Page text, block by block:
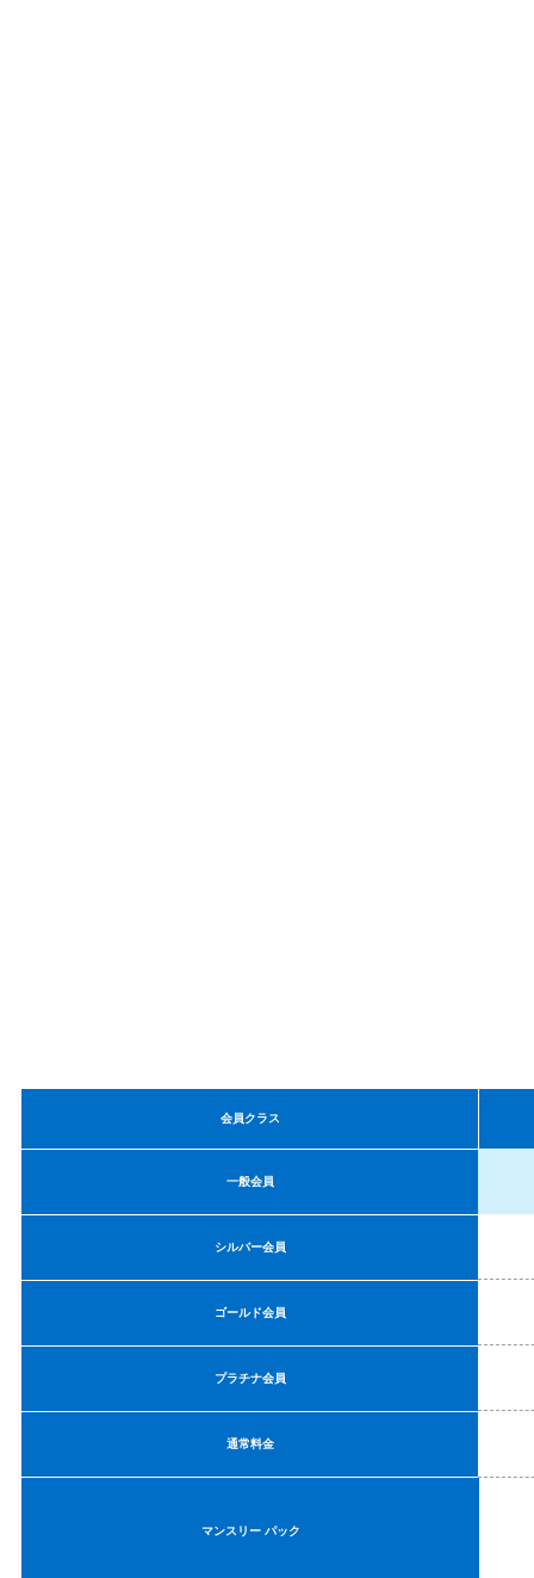
会員クラス
一般会員
シルバー会員
ゴールド会員
プラチナ会員
通常料金
マンスリー パック